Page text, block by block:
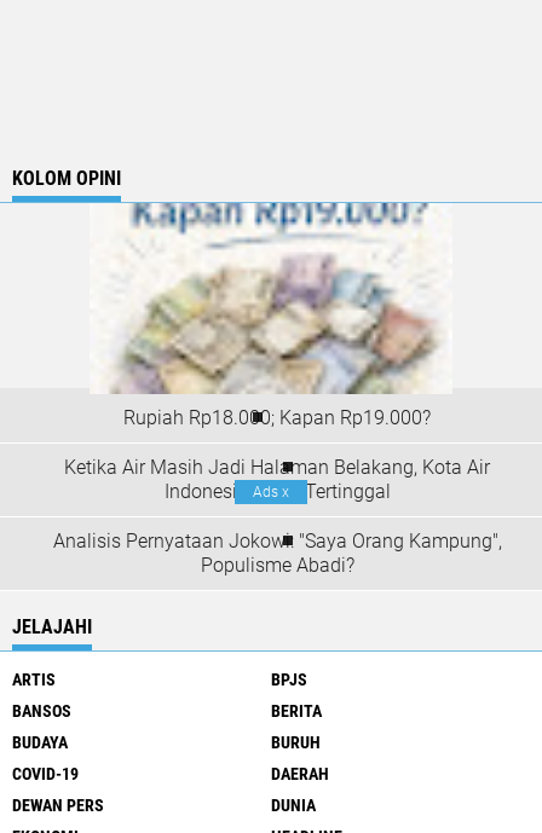
KOLOM OPINI
Rupiah Rp18.000; Kapan Rp19.000?
Ketika Air Masih Jadi Halaman Belakang, Kota Air
Indonesia Terus Tertinggal
Analisis Pernyataan Jokowi: "Saya Orang Kampung",
Populisme Abadi?
JELAJAHI
ARTIS
BPJS
BANSOS
BERITA
BUDAYA
BURUH
COVID-19
DAERAH
DEWAN PERS
DUNIA
Ads x